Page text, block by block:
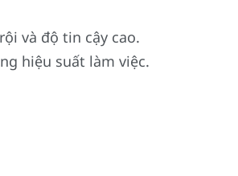
và độ tin cậy cao.
hiệu suất làm việc.